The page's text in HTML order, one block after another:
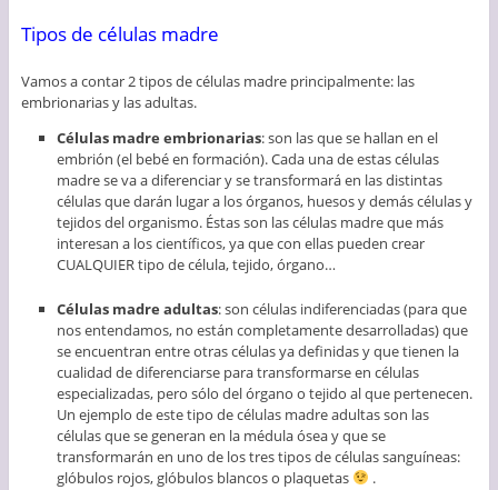
Tipos de células madre
Vamos a contar 2 tipos de células madre principalmente: las
embrionarias y las adultas.
Células madre embrionarias: son las que se hallan en el
embrión (el bebé en formación). Cada una de estas células
madre se va a diferenciar y se transformará en las distintas
células que darán lugar a los órganos, huesos y demás células y
tejidos del organismo. Éstas son las células madre que más
interesan a los científicos, ya que con ellas pueden crear
CUALQUIER tipo de célula, tejido, órgano…
Células madre adultas: son células indiferenciadas (para que
nos entendamos, no están completamente desarrolladas) que
se encuentran entre otras células ya definidas y que tienen la
cualidad de diferenciarse para transformarse en células
especializadas, pero sólo del órgano o tejido al que pertenecen.
Un ejemplo de este tipo de células madre adultas son las
células que se generan en la médula ósea y que se
transformarán en uno de los tres tipos de células sanguíneas:
glóbulos rojos, glóbulos blancos o plaquetas
.